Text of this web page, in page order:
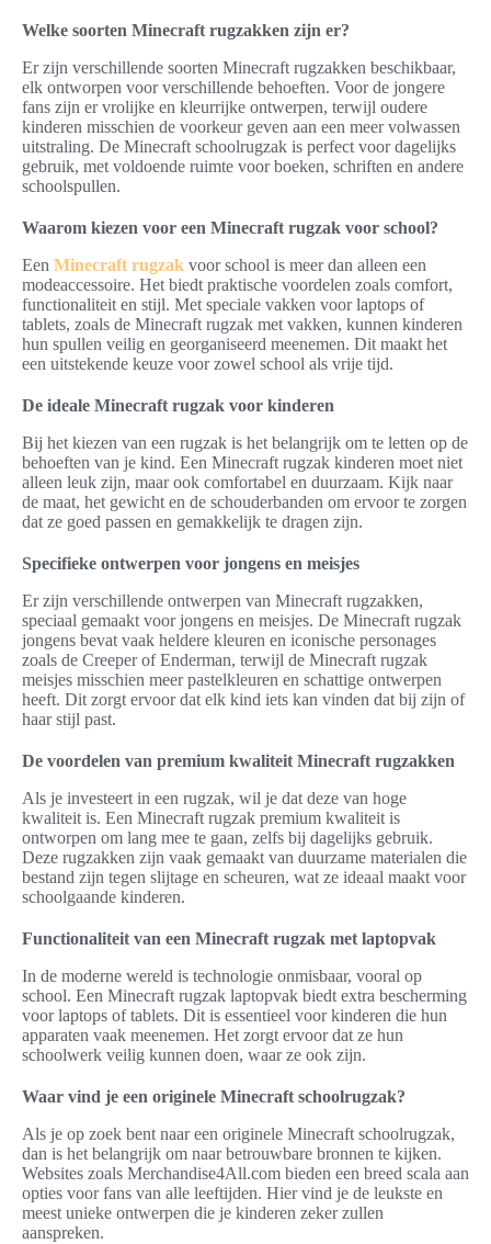
Welke soorten Minecraft rugzakken zijn er?
Er zijn verschillende soorten Minecraft rugzakken beschikbaar,
elk ontworpen voor verschillende behoeften. Voor de jongere
fans zijn er vrolijke en kleurrijke ontwerpen, terwijl oudere
kinderen misschien de voorkeur geven aan een meer volwassen
uitstraling. De Minecraft schoolrugzak is perfect voor dagelijks
gebruik, met voldoende ruimte voor boeken, schriften en andere
schoolspullen.
Waarom kiezen voor een Minecraft rugzak voor school?
Een Minecraft rugzak voor school is meer dan alleen een
modeaccessoire. Het biedt praktische voordelen zoals comfort,
functionaliteit en stijl. Met speciale vakken voor laptops of
tablets, zoals de Minecraft rugzak met vakken, kunnen kinderen
hun spullen veilig en georganiseerd meenemen. Dit maakt het
een uitstekende keuze voor zowel school als vrije tijd.
De ideale Minecraft rugzak voor kinderen
Bij het kiezen van een rugzak is het belangrijk om te letten op de
behoeften van je kind. Een Minecraft rugzak kinderen moet niet
alleen leuk zijn, maar ook comfortabel en duurzaam. Kijk naar
de maat, het gewicht en de schouderbanden om ervoor te zorgen
dat ze goed passen en gemakkelijk te dragen zijn.
Specifieke ontwerpen voor jongens en meisjes
Er zijn verschillende ontwerpen van Minecraft rugzakken,
speciaal gemaakt voor jongens en meisjes. De Minecraft rugzak
jongens bevat vaak heldere kleuren en iconische personages
zoals de Creeper of Enderman, terwijl de Minecraft rugzak
meisjes misschien meer pastelkleuren en schattige ontwerpen
heeft. Dit zorgt ervoor dat elk kind iets kan vinden dat bij zijn of
haar stijl past.
De voordelen van premium kwaliteit Minecraft rugzakken
Als je investeert in een rugzak, wil je dat deze van hoge
kwaliteit is. Een Minecraft rugzak premium kwaliteit is
ontworpen om lang mee te gaan, zelfs bij dagelijks gebruik.
Deze rugzakken zijn vaak gemaakt van duurzame materialen die
bestand zijn tegen slijtage en scheuren, wat ze ideaal maakt voor
schoolgaande kinderen.
Functionaliteit van een Minecraft rugzak met laptopvak
In de moderne wereld is technologie onmisbaar, vooral op
school. Een Minecraft rugzak laptopvak biedt extra bescherming
voor laptops of tablets. Dit is essentieel voor kinderen die hun
apparaten vaak meenemen. Het zorgt ervoor dat ze hun
schoolwerk veilig kunnen doen, waar ze ook zijn.
Waar vind je een originele Minecraft schoolrugzak?
Als je op zoek bent naar een originele Minecraft schoolrugzak,
dan is het belangrijk om naar betrouwbare bronnen te kijken.
Websites zoals Merchandise4All.com bieden een breed scala aan
opties voor fans van alle leeftijden. Hier vind je de leukste en
meest unieke ontwerpen die je kinderen zeker zullen
aanspreken.